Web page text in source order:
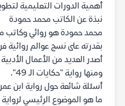
أهمية الدورات التعليمية
نبذة عن الكاتب محمد حمودة
محمد حمودة هو روائي وكاتب
بقدرته على نسج عوالم روائية
أصدر العديد من الأعمال
ومنها رواية "حكايات الـ 49".
أسئلة شائعة حول رواية ابن عمر pdf
ما هو الموضوع الرئيسي